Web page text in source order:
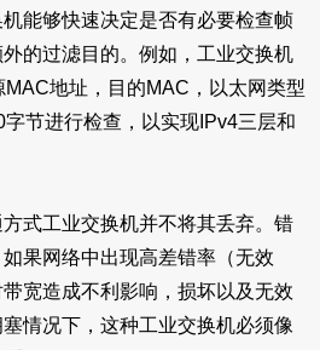
能够快速决定是否有必要检查帧
的过滤目的。例如，工业交换机
地址，目的MAC，以太网类型
节进行检查，以实现IPv4三层和
式工业交换机并不将其丢弃。错
果网络中出现高差错率（无效
宽造成不利影响，损坏以及无效
情况下，这种工业交换机必须像